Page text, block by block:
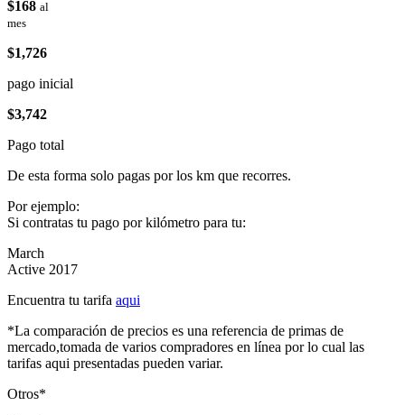
$168 al
mes
$1,726
pago inicial
$3,742
Pago total
De esta forma solo pagas por los km que recorres.
Por ejemplo:
Si contratas tu pago por kilómetro para tu:
March
Active 2017
Encuentra tu tarifa aqui
*La comparación de precios es una referencia de primas de
mercado,tomada de varios compradores en línea por lo cual las
tarifas aqui presentadas pueden variar.
Otros*